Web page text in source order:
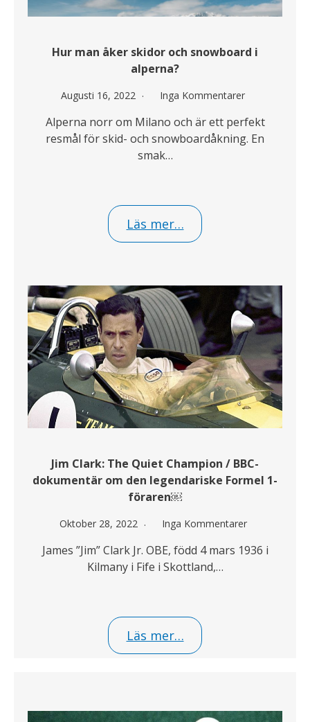
Hur man åker skidor och snowboard i
alperna?
Augusti 16, 2022 Inga Kommentarer
Alperna norr om Milano och är ett perfekt
resmål för skid- och snowboardåkning. En
smak…
Läs mer…
Jim Clark: The Quiet Champion / BBC-
dokumentär om den legendariske Formel 1-
föraren￼
Oktober 28, 2022 Inga Kommentarer
James ”Jim” Clark Jr. OBE, född 4 mars 1936 i
Kilmany i Fife i Skottland,…
Läs mer…